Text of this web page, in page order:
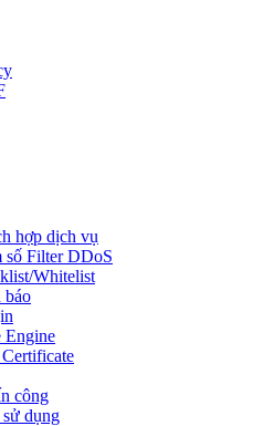
hợp dịch vụ
số Filter DDoS
Whitelist
báo
Engine
công
dụng